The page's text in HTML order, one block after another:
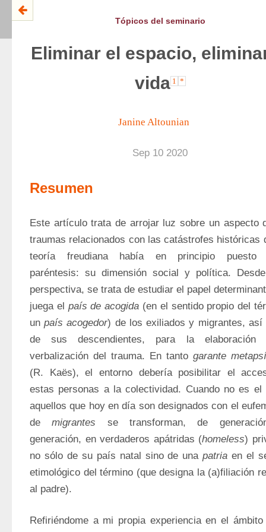
Tópicos del seminario
Eliminar el espacio,
vida 1 *
Janine Altounian
Sep 10 2020
Resumen
Este artículo trata de arrojar luz sobre un aspecto
traumas relacionados con las catástrofes históricas
teoría freudiana había en principio puesto
paréntesis: su dimensión social y política.
perspectiva, se trata de estudiar el papel
juega el país de acogida (en el sentido propio del
un país acogedor) de los exiliados y migrantes, así
de sus descendientes, para la
verbalización del trauma. En tanto garante
(R. Kaës), el entorno debería posibilitar el
estas personas a la colectividad. Cuando no es el
aquellos que hoy en día son designados con el
de migrantes se transforman, de
generación, en verdaderos apátridas (homeless)
no sólo de su país natal sino de una patria en el
etimológico del término (que designa la (a)filiación
al padre).
Refiriéndome a mi propia experiencia en el